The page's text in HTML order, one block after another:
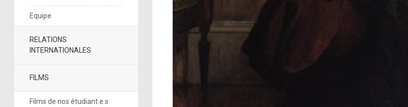
Equipe
RELATIONS
INTERNATIONALES
FILMS
Films de nos étudiant.e.s